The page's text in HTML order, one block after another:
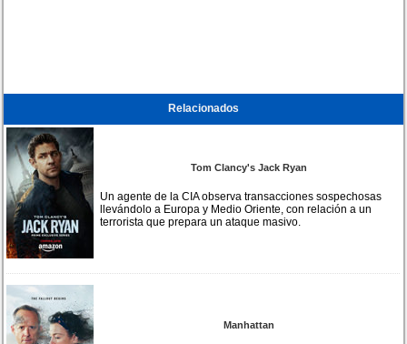
Relacionados
Tom Clancy's Jack Ryan
Un agente de la CIA observa transacciones sospechosas
llevándolo a Europa y Medio Oriente, con relación a un
terrorista que prepara un ataque masivo.
Manhattan